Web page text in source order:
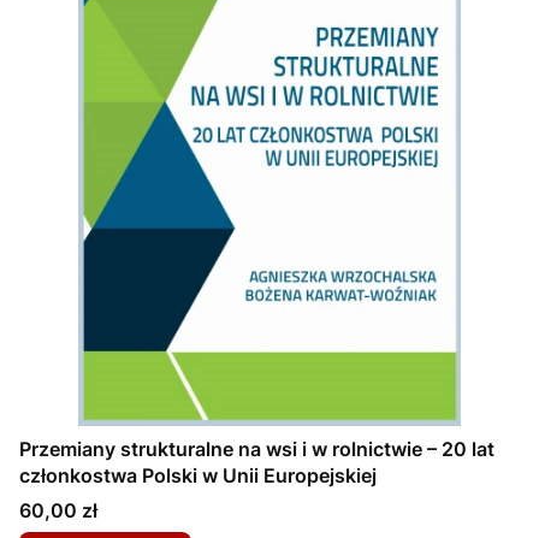
Przemiany strukturalne na wsi i w rolnictwie – 20 lat
członkostwa Polski w Unii Europejskiej
Cena
60,00 zł